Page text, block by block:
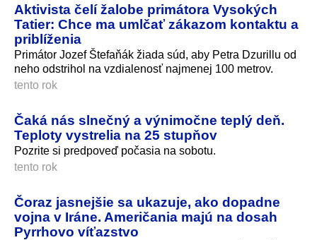
Aktivista čelí žalobe primátora Vysokých
Tatier: Chce ma umlčať zákazom kontaktu a
priblíženia
Primátor Jozef Štefaňák žiada súd, aby Petra Dzurillu od
neho odstrihol na vzdialenosť najmenej 100 metrov.
tento rok
Čaká nás slnečný a výnimočne teplý deň.
Teploty vystrelia na 25 stupňov
Pozrite si predpoveď počasia na sobotu.
tento rok
Čoraz jasnejšie sa ukazuje, ako dopadne
vojna v Iráne. Američania majú na dosah
Pyrrhovo víťazstvo